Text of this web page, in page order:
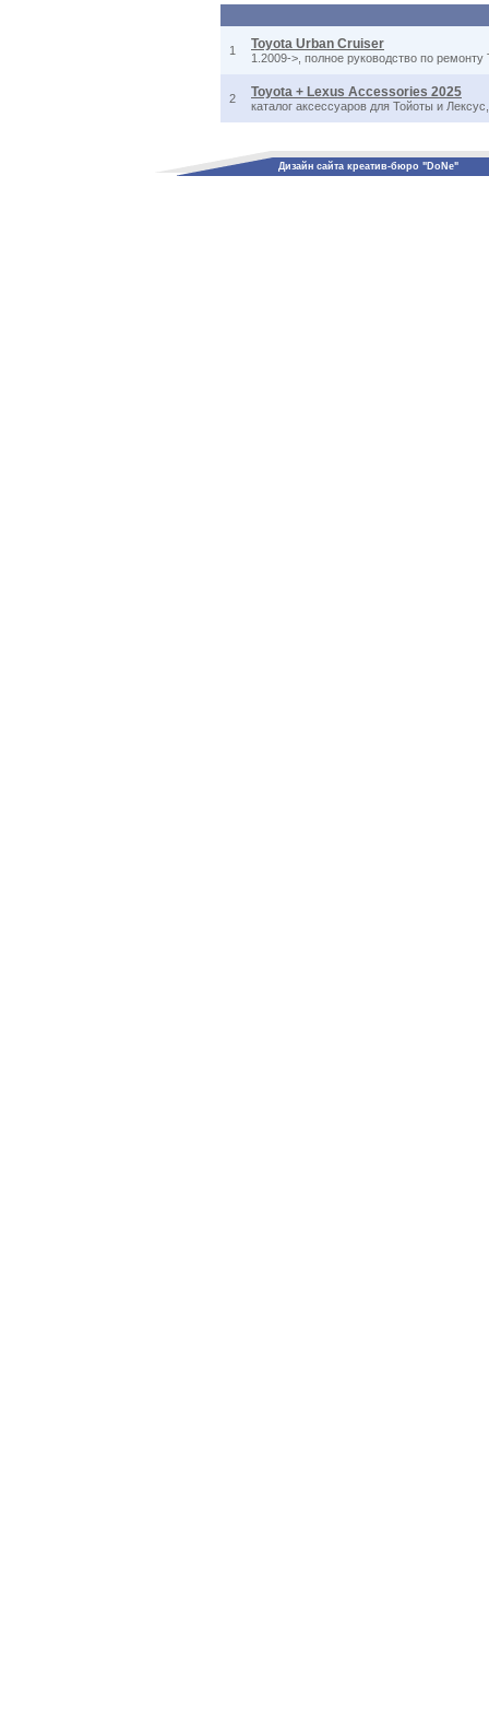
1 Toyota Urban Cruiser
1.2009->, полное руководство по
2 Toyota + Lexus Accessories 2025
каталог аксессуаров для Тойоты и
Дизайн сайта креатив-бюро "DoNe"